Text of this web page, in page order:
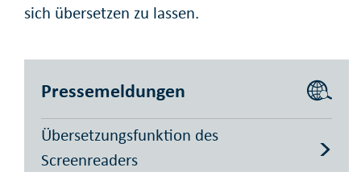
sich übersetzen zu lassen.
Pressemeldungen
Übersetzungsfunktion des
Screenreaders